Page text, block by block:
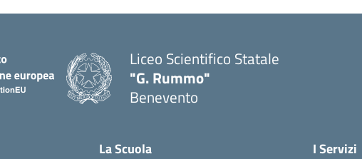
Liceo Scientifico Statale
"G. Rummo"
Benevento
La Scuola I Servizi